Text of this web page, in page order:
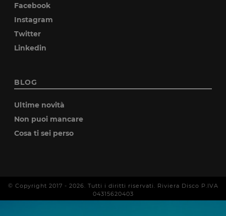
Facebook
Instagram
Twitter
Linkedin
BLOG
Ultime novità
Non puoi mancare
Cosa ti sei perso
© Copyright 2017 - 2026 . Tutti i diritti riservati. Riviera Disco P.IVA
04315620403